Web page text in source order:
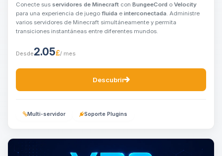
Conecte sus servidores de Minecraft con BungeeCord o Velocity
para una experiencia de juego fluida e interconectada. Administre
varios servidores de Minecraft simultáneamente y permita
transiciones instantáneas entre diferentes mundos.
Desde2.05£/ mes
Descubrir
Multi-servidor Soporte Plugins